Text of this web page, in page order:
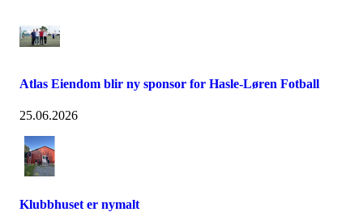
Atlas Eiendom blir ny sponsor for Hasle-Løren Fotball
25.06.2026
Klubbhuset er nymalt